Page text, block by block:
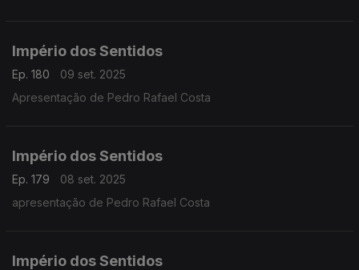
Império dos Sentidos
Ep. 180
09 set. 2025
Apresentação de Pedro Rafael Costa
Império dos Sentidos
Ep. 179
08 set. 2025
apresentação de Pedro Rafael Costa
Império dos Sentidos